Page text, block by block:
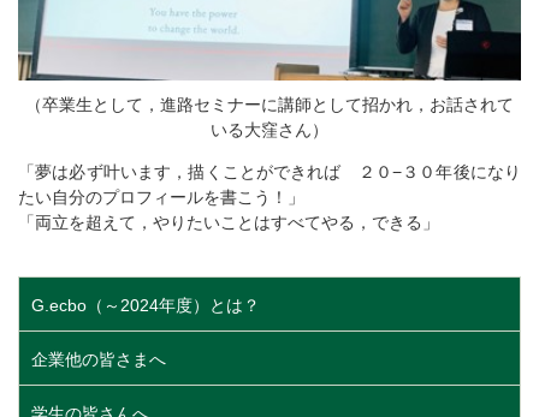
（卒業生として，進路セミナーに講師として招かれ，お話されて
いる大窪さん）
「夢は必ず叶います，描くことができれば ２０−３０年後になり
たい自分のプロフィールを書こう！」
「両立を超えて，やりたいことはすべてやる，できる」
G.ecbo（～2024年度）とは？
企業他の皆さまへ
学生の皆さんへ